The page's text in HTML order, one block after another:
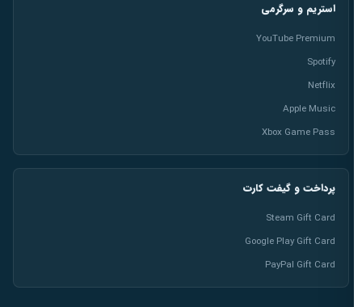
استریم و سرگرمی
YouTube Premium
Spotify
Netflix
Apple Music
Xbox Game Pass
پرداخت و گیفت کارت
Steam Gift Card
Google Play Gift Card
PayPal Gift Card